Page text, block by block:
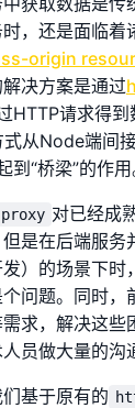
，还是面临着
origin
决方案是通过
HTTP请求得
从Node端间接
“桥梁”的作用
对已经成
是在后端服务
）的场景下时
问题。同时，
求，解决这些
员做大量的沟
基于原有的